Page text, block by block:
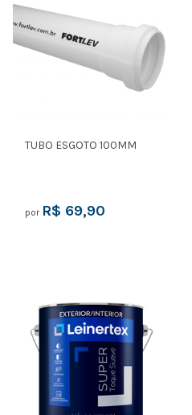
TUBO ESGOTO 100MM
por R$ 69,90